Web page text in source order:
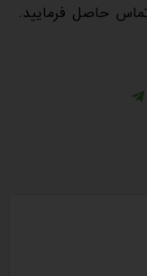
حاصل فرمایید.